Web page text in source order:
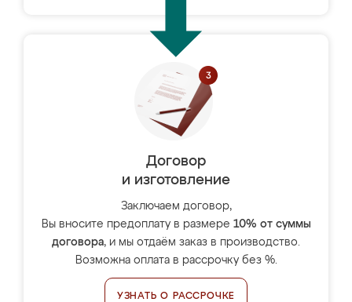
Договор
и изготовление
Заключаем договор,
Вы вносите предоплату в размере 10% от суммы
договора, и мы отдаём заказ в производство.
Возможна оплата в рассрочку без %.
УЗНАТЬ О РАССРОЧКЕ